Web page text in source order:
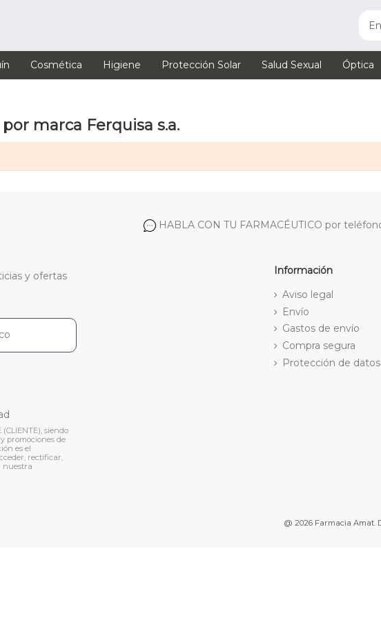
Cosmética Higiene Protección Solar Salud Sexual Óptica
marca Ferquisa s.a.
HABLA CON TU FARMACÉUTICO por
y ofertas
siendo
promociones de
es el
rectificar,
nuestra
Información
Aviso legal
Envío
Gastos de envío
Compra segura
Protección de datos
@ 2026 Farmacia Amat.